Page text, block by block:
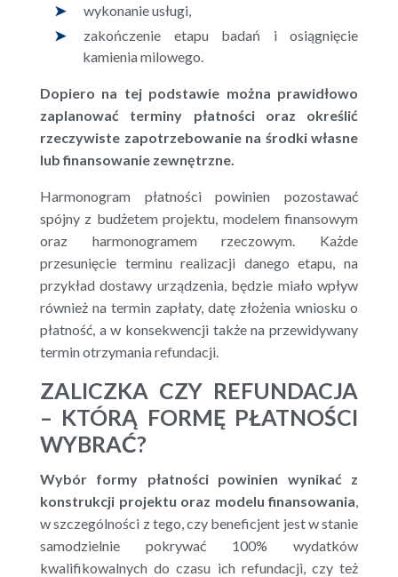
wykonanie usługi,
zakończenie etapu badań i osiągnięcie
kamienia milowego.
Dopiero na tej podstawie można prawidłowo
zaplanować terminy płatności oraz określić
rzeczywiste zapotrzebowanie na środki własne
lub finansowanie zewnętrzne.
Harmonogram płatności powinien pozostawać
spójny z budżetem projektu, modelem finansowym
oraz harmonogramem rzeczowym. Każde
przesunięcie terminu realizacji danego etapu, na
przykład dostawy urządzenia, będzie miało wpływ
również na termin zapłaty, datę złożenia wniosku o
płatność, a w konsekwencji także na przewidywany
termin otrzymania refundacji.
ZALICZKA CZY REFUNDACJA
– KTÓRĄ FORMĘ PŁATNOŚCI
WYBRAĆ?
Wybór formy płatności powinien wynikać z
konstrukcji projektu oraz modelu finansowania,
w szczególności z tego, czy beneficjent jest w stanie
samodzielnie pokrywać 100% wydatków
kwalifikowalnych do czasu ich refundacji, czy też